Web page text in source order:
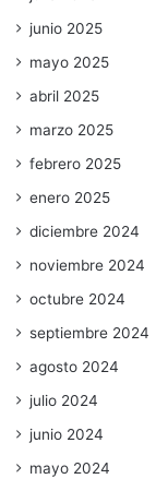
junio 2025
mayo 2025
abril 2025
marzo 2025
febrero 2025
enero 2025
diciembre 2024
noviembre 2024
octubre 2024
septiembre 2024
agosto 2024
julio 2024
junio 2024
mayo 2024